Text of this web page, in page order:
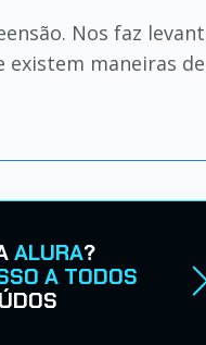
Nos faz
maneiras
ALURA?
A TODOS